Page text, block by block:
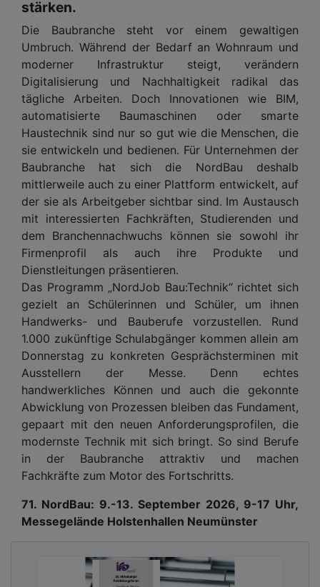
stärken.
Die Baubranche steht vor einem gewaltigen
Umbruch. Während der Bedarf an Wohnraum und
moderner Infrastruktur steigt, verändern
Digitalisierung und Nachhaltigkeit radikal das
tägliche Arbeiten. Doch Innovationen wie BIM,
automatisierte Baumaschinen oder smarte
Haustechnik sind nur so gut wie die Menschen, die
sie entwickeln und bedienen. Für Unternehmen der
Baubranche hat sich die NordBau deshalb
mittlerweile auch zu einer Plattform entwickelt, auf
der sie als Arbeitgeber sichtbar sind. Im Austausch
mit interessierten Fachkräften, Studierenden und
dem Branchennachwuchs können sie sowohl ihr
Firmenprofil als auch ihre Produkte und
Dienstleitungen präsentieren.
Das Programm „NordJob Bau:Technik“ richtet sich
gezielt an Schülerinnen und Schüler, um ihnen
Handwerks- und Bauberufe vorzustellen. Rund
1.000 zukünftige Schulabgänger kommen allein am
Donnerstag zu konkreten Gesprächsterminen mit
Ausstellern der Messe. Denn echtes
handwerkliches Können und auch die gekonnte
Abwicklung von Prozessen bleiben das Fundament,
gepaart mit den neuen Anforderungsprofilen, die
modernste Technik mit sich bringt. So sind Berufe
in der Baubranche attraktiv und machen
Fachkräfte zum Motor des Fortschritts.
71. NordBau: 9.-13. September 2026, 9-17 Uhr,
Messegelände Holstenhallen Neumünster